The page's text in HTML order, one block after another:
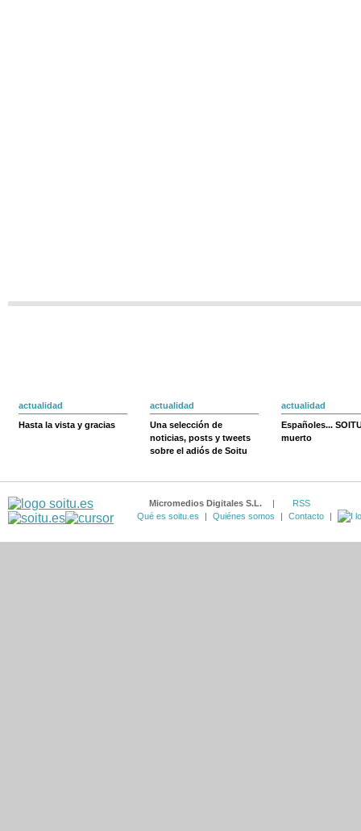
actualidad
Hasta la vista y gracias
actualidad
Una selección de
noticias, posts y tweets
sobre el adiós de Soitu
actualidad
Españoles...
muerto
Micromedios Digitales S.L. |
RSS
Qué es soitu.es
| Quiénes somos | Contacto |